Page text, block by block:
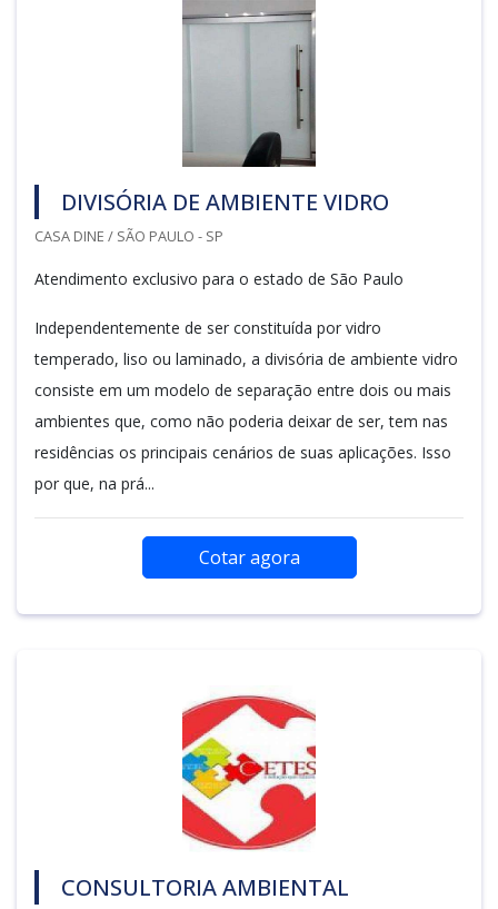
DIVISÓRIA DE AMBIENTE VIDRO
CASA DINE / SÃO PAULO - SP
Atendimento exclusivo para o estado de São Paulo
Independentemente de ser constituída por vidro
temperado, liso ou laminado, a divisória de ambiente vidro
consiste em um modelo de separação entre dois ou mais
ambientes que, como não poderia deixar de ser, tem nas
residências os principais cenários de suas aplicações. Isso
por que, na prá...
Cotar agora
CONSULTORIA AMBIENTAL